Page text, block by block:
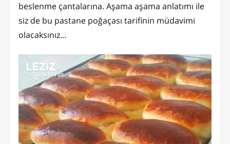
beslenme çantalarına. Aşama aşama anlatımı ile
siz de bu pastane poğaçası tarifinin müdavimi
olacaksınız...